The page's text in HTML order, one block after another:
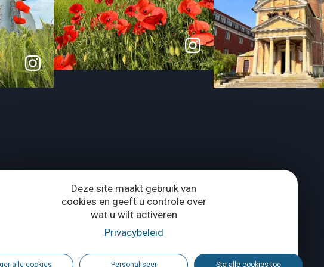
Deze site maakt gebruik van
cookies en geeft u controle over
wat u wilt activeren
Privacybeleid
alle cookies Personaliseer Sta alle cookies toe
Waals-Brabant